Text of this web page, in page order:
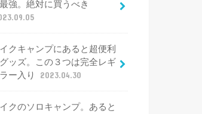
強。絶対に買うべき
クキャンプにあると超便利
ッズ。この３つは完全レギ
ー入り
2023.04.30
クのソロキャンプ。あると